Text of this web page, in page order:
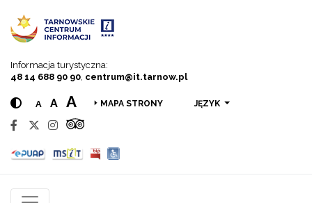
Informacja turystyczna:
48 14 688 90 90 centrum@it.tarnow.pl
A A A MAPA STRONY JĘZYK